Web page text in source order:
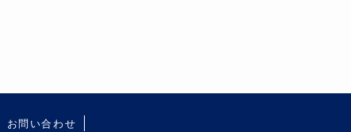
お問い合わせ